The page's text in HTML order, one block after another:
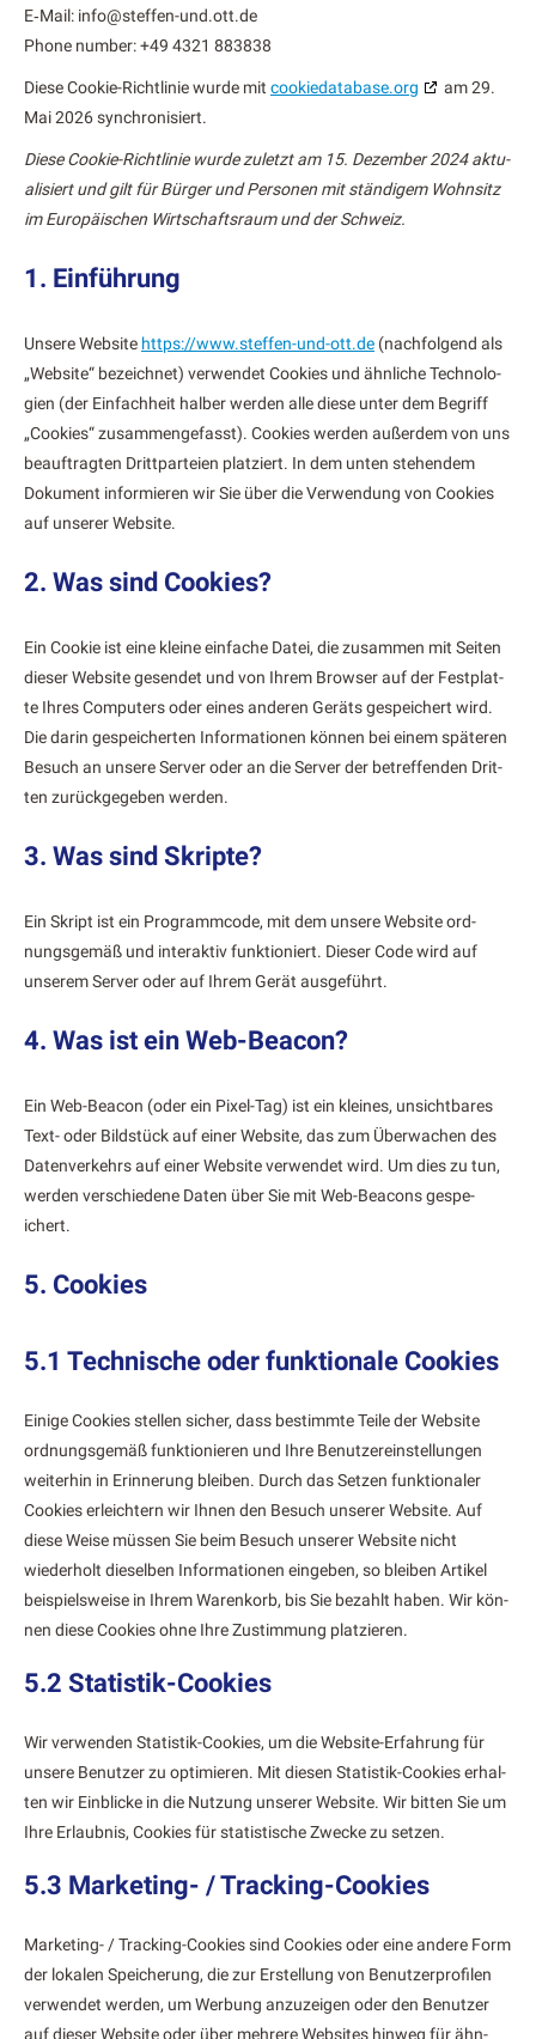
E‑Mail: info@steffen-und.ott.de
Phone num­ber: +49 4321 883838
Diese Cook­ie-Richtlin­ie wurde mit cookiedatabase.org
am 29.
Mai 2026 syn­chro­nisiert.
Diese Cook­ie-Richtlin­ie wurde zulet­zt am 15. Dezem­ber 2024 aktu­
al­isiert und gilt für Bürg­er und Per­so­n­en mit ständi­gem Wohn­sitz
im Europäis­chen Wirtschaft­sraum und der Schweiz.
1. Einführung
Unsere Web­site https://www.steffen-und-ott.de (nach­fol­gend als
„Web­site“ beze­ich­net) ver­wen­det Cook­ies und ähn­liche Tech­nolo­
gien (der Ein­fach­heit hal­ber wer­den alle diese unter dem Begriff
„Cook­ies“ zusam­menge­fasst). Cook­ies wer­den außer­dem von uns
beauf­tragten Drittparteien platziert. In dem unten ste­hen­dem
Doku­ment informieren wir Sie über die Ver­wen­dung von Cook­ies
auf unser­er Web­site.
2. Was sind Cookies?
Ein Cook­ie ist eine kleine ein­fache Datei, die zusam­men mit Seit­en
dieser Web­site gesendet und von Ihrem Brows­er auf der Fest­plat­
te Ihres Com­put­ers oder eines anderen Geräts gespe­ichert wird.
Die darin gespe­icherten Infor­ma­tio­nen kön­nen bei einem späteren
Besuch an unsere Serv­er oder an die Serv­er der betr­e­f­fend­en Drit­
ten zurück­gegeben wer­den.
3. Was sind Skripte?
Ein Skript ist ein Pro­gramm­code, mit dem unsere Web­site ord­
nungs­gemäß und inter­ak­tiv funk­tion­iert. Dieser Code wird auf
unserem Serv­er oder auf Ihrem Gerät aus­ge­führt.
4. Was ist ein Web-Beacon?
Ein Web-Bea­con (oder ein Pix­el-Tag) ist ein kleines, unsicht­bares
Text- oder Bild­stück auf ein­er Web­site, das zum Überwachen des
Daten­verkehrs auf ein­er Web­site ver­wen­det wird. Um dies zu tun,
wer­den ver­schiedene Dat­en über Sie mit Web-Bea­cons gespe­
ichert.
5. Cookies
5.1 Technische oder funktionale Cookies
Einige Cook­ies stellen sich­er, dass bes­timmte Teile der Web­site
ord­nungs­gemäß funk­tion­ieren und Ihre Benutzere­in­stel­lun­gen
weit­er­hin in Erin­nerung bleiben. Durch das Set­zen funk­tionaler
Cook­ies erle­ichtern wir Ihnen den Besuch unser­er Web­site. Auf
diese Weise müssen Sie beim Besuch unser­er Web­site nicht
wieder­holt diesel­ben Infor­ma­tio­nen eingeben, so bleiben Artikel
beispiel­sweise in Ihrem Warenko­rb, bis Sie bezahlt haben. Wir kön­
nen diese Cook­ies ohne Ihre Zus­tim­mung platzieren.
5.2 Statistik-Cookies
Wir ver­wen­den Sta­tis­tik-Cook­ies, um die Web­site-Erfahrung für
unsere Benutzer zu opti­mieren. Mit diesen Sta­tis­tik-Cook­ies erhal­
ten wir Ein­blicke in die Nutzung unser­er Web­site. Wir bit­ten Sie um
Ihre Erlaub­nis, Cook­ies für sta­tis­tis­che Zwecke zu set­zen.
5.3 Marketing- / Tracking-Cookies
Mar­ket­ing- / Track­ing-Cook­ies sind Cook­ies oder eine andere Form
der lokalen Spe­icherung, die zur Erstel­lung von Benutzer­pro­filen
ver­wen­det wer­den, um Wer­bung anzuzeigen oder den Benutzer
auf dieser Web­site oder über mehrere Web­sites hin­weg für ähn­